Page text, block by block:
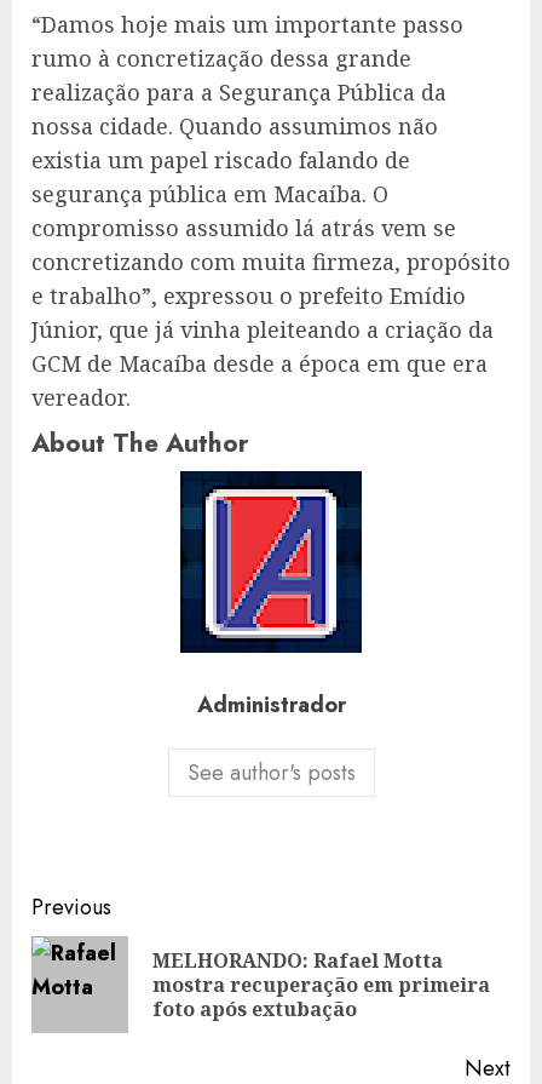
“Damos hoje mais um importante passo
rumo à concretização dessa grande
realização para a Segurança Pública da
nossa cidade. Quando assumimos não
existia um papel riscado falando de
segurança pública em Macaíba. O
compromisso assumido lá atrás vem se
concretizando com muita firmeza, propósito
e trabalho”, expressou o prefeito Emídio
Júnior, que já vinha pleiteando a criação da
GCM de Macaíba desde a época em que era
vereador.
About The Author
Administrador
See author's posts
Post
navigation
Previous
MELHORANDO: Rafael Motta
mostra recuperação em primeira
foto após extubação
Next